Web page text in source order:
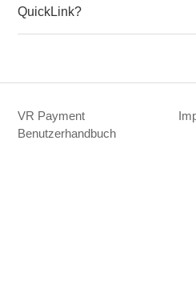
QuickLink?
VR Payment
Benutzerhandbuch